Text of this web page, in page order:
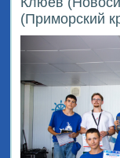
(Приморский